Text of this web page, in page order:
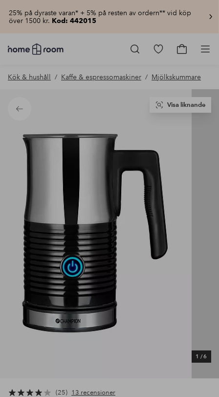
25% på dyraste varan* + 5% på resten av ordern** vid köp
över 1500 kr. Kod: 442015
Homeroom
–
hemmet
pris
Gå
produkter
Gå
Kök & hushåll Kaffe & espressomaskiner Mjölkskummare
Tillbaka
1 /6
Visa liknande
25 13 recensioner